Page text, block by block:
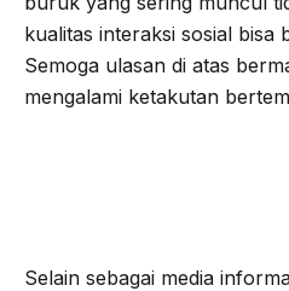
kualitas interaksi sosial bisa
Semoga ulasan di atas
mengalami ketakutan
Selain sebagai media